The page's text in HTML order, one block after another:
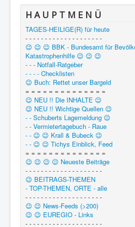
H A U P T M E N Ü
TAGES-HEILIGE(R) für heute
- - - - - - - - - - - - - - - - - - - -
😉 😉 😉 BBK - Bundesamt für
Katastrophenhilfe 😉 😉 😉
- - - Notfall-Ratgeber
- - - - Checklisten
😉 Buch: Rettet unser Bargeld
= = = = = = = = = = = = = =
😉 NEU !! Die INHALTE 😉
😉 NEU !! Wichtige Quellen 😉
- - Schuberts Lagemeldung 😉
- - Vermietertagebuch - Raue
- - 😉 😉 Krall & Bubeck 😉
- - 😉 😉 Tichys Einblick, Feed
= = = = = = = = = = = = = =
😉 😉 😉 😉 Neueste Beiträge
- - - - - - - - - - - - - - - - - - - -
😉 BEITRAGS-THEMEN
- TOP-THEMEN, ORTE - alle
- - - - - - - - - - - - - - - - - - - -
😉 😉 News-Feeds (>200)
😉 😉 EUREGIO - Links
- - - - - - - - - - - - - - - - - - - -